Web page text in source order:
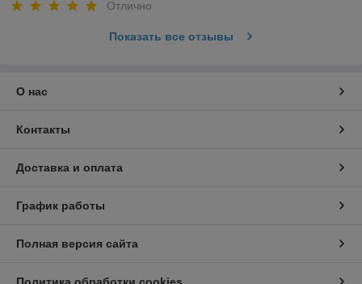
Отлично
Показать все отзывы
О нас
Контакты
Доставка и оплата
График работы
Полная версия сайта